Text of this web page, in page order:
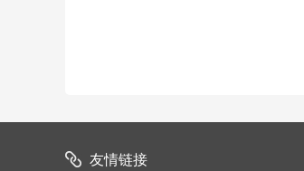
友情链接